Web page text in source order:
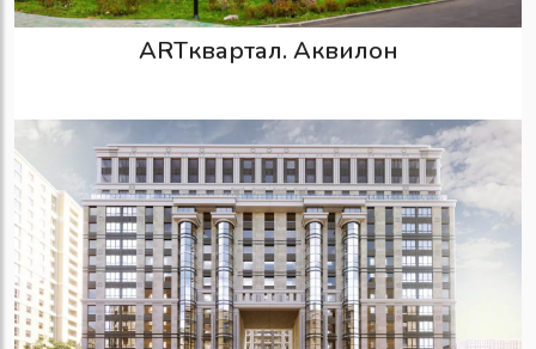
ARTквартал. Аквилон